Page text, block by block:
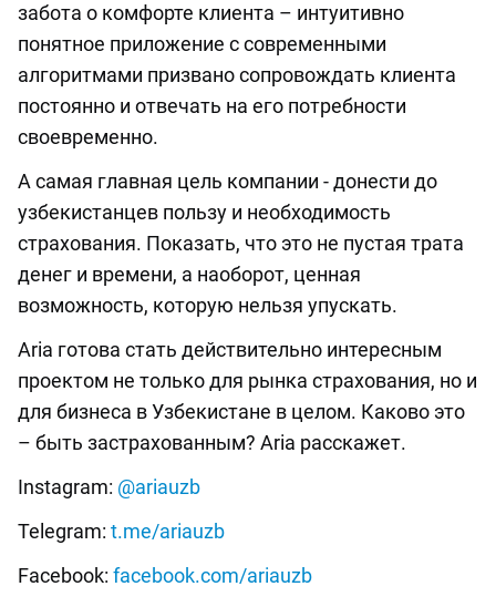
забота о комфорте клиента – интуитивно
понятное приложение с современными
алгоритмами призвано сопровождать клиента
постоянно и отвечать на его потребности
своевременно.
А самая главная цель компании - донести до
узбекистанцев пользу и необходимость
страхования. Показать, что это не пустая трата
денег и времени, а наоборот, ценная
возможность, которую нельзя упускать.
Aria готова стать действительно интересным
проектом не только для рынка страхования, но и
для бизнеса в Узбекистане в целом. Каково это
– быть застрахованным? Aria расскажет.
Instagram: @ariauzb
Telegram: t.me/ariauzb
Facebook: facebook.com/ariauzb